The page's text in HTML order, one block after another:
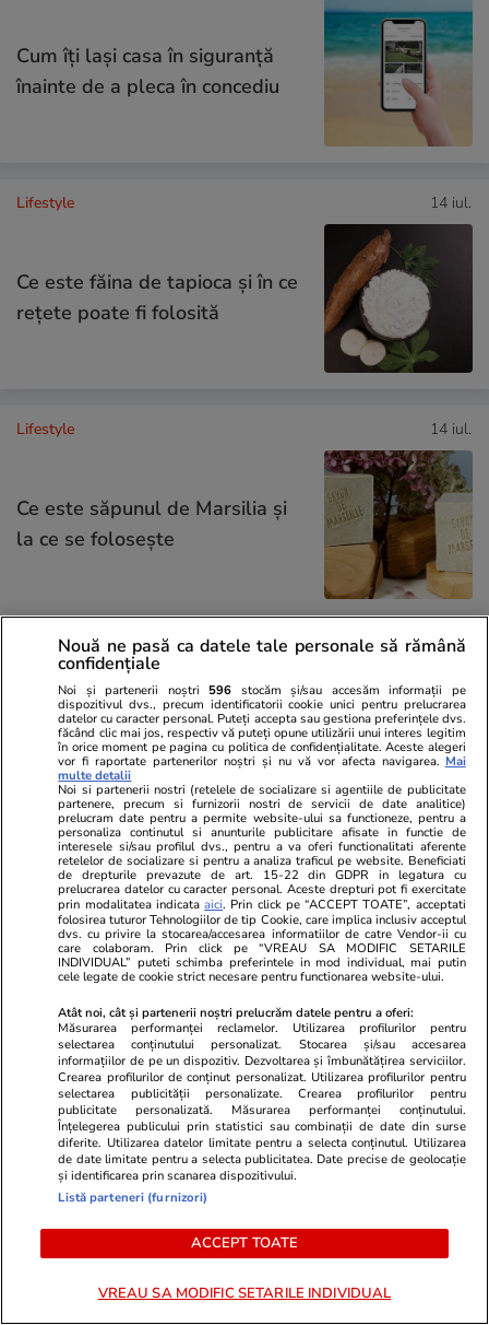
Cum îţi laşi casa în siguranţă
înainte de a pleca în concediu
Lifestyle 14 iul.
Ce este făina de tapioca și în ce
rețete poate fi folosită
Lifestyle 14 iul.
Ce este săpunul de Marsilia și
la ce se folosește
Lifestyle 08 iul.
Ce este Japandi, stilul de
amenajare care combină
minimalismul japonez cu cel
scandinav
Interviu
Știri România 07:46
„Mi-e groază”. Strigătul
medicului Cătălin Cîrstoveanu
din secția de ATI de la Marie
Curie, care rămâne fără
asistente: „Copiii bolnavi din
România nu au unde să se
ducă”
Știri România 07:38
Primăria Capitalei a anunțat ce
se întâmplă cu blocul din
Rahova afectat de explozia de
acum 9 luni și cât a plătit pe
Nouă ne pasă ca datele tale personale să rămână
confidențiale
Noi și partenerii noștri 596 stocăm și/sau accesăm informații pe
dispozitivul dvs., precum identificatorii cookie unici pentru prelucrarea
datelor cu caracter personal. Puteți accepta sau gestiona preferințele dvs.
făcând clic mai jos, respectiv vă puteți opune utilizării unui interes legitim
în orice moment pe pagina cu politica de confidențialitate. Aceste alegeri
vor fi raportate partenerilor noștri și nu vă vor afecta navigarea. Mai
multe detalii
Noi si partenerii nostri (retelele de socializare si agentiile de publicitate
partenere, precum si furnizorii nostri de servicii de date analitice)
prelucram date pentru a permite website-ului sa functioneze, pentru a
personaliza continutul si anunturile publicitare afisate in functie de
interesele si/sau profilul dvs., pentru a va oferi functionalitati aferente
retelelor de socializare si pentru a analiza traficul pe website. Beneficiati
de drepturile prevazute de art. 15-22 din GDPR in legatura cu
prelucrarea datelor cu caracter personal. Aceste drepturi pot fi exercitate
prin modalitatea indicataaici. Prin click pe “ACCEPT TOATE”, acceptati
folosirea tuturor Tehnologiilor de tip Cookie, care implica inclusiv acceptul
dvs. cu privire la stocarea/accesarea informatiilor de catre Vendor-ii cu
care colaboram. Prin click pe “VREAU SA MODIFIC SETARILE
INDIVIDUAL” puteti schimba preferintele in mod individual, mai putin
cele legate de cookie strict necesare pentru functionarea website-ului.
Atât noi, cât și partenerii noștri prelucrăm datele pentru a oferi:
Măsurarea performanței reclamelor. Utilizarea profilurilor pentru
selectarea conținutului personalizat. Stocarea și/sau accesarea
informațiilor de pe un dispozitiv. Dezvoltarea și îmbunătățirea serviciilor.
Crearea profilurilor de conținut personalizat. Utilizarea profilurilor pentru
selectarea publicității personalizate. Crearea profilurilor pentru
publicitate personalizată. Măsurarea performanței conținutului.
Înțelegerea publicului prin statistici sau combinații de date din surse
diferite. Utilizarea datelor limitate pentru a selecta conținutul. Utilizarea
de date limitate pentru a selecta publicitatea. Date precise de geolocație
și identificarea prin scanarea dispozitivului.
Listă parteneri (furnizori)
ACCEPT TOATE
VREAU SA MODIFIC SETARILE INDIVIDUAL